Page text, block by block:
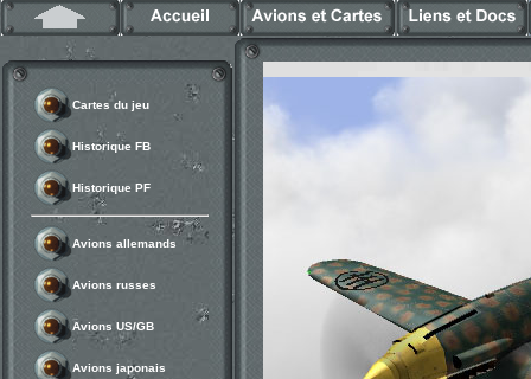
Cartes du jeu
Historique FB
Historique PF
Avions allemands
Avions russes
Avions US/GB
Avions japonais